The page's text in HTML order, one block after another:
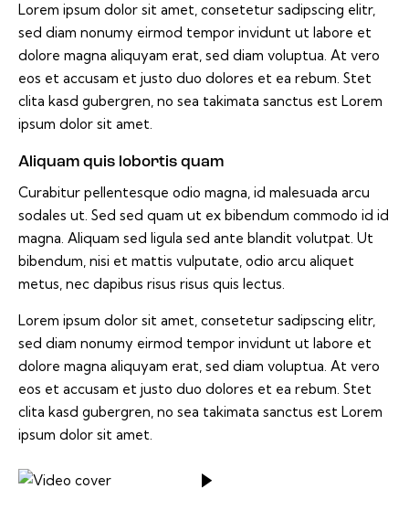
Lorem ipsum dolor sit amet, consetetur sadipscing elitr,
sed diam nonumy eirmod tempor invidunt ut labore et
dolore magna aliquyam erat, sed diam voluptua. At vero
eos et accusam et justo duo dolores et ea rebum. Stet
clita kasd gubergren, no sea takimata sanctus est Lorem
ipsum dolor sit amet.
Aliquam quis lobortis quam
Curabitur pellentesque odio magna, id malesuada arcu
sodales ut. Sed sed quam ut ex bibendum commodo id id
magna. Aliquam sed ligula sed ante blandit volutpat. Ut
bibendum, nisi et mattis vulputate, odio arcu aliquet
metus, nec dapibus risus risus quis lectus.
Lorem ipsum dolor sit amet, consetetur sadipscing elitr,
sed diam nonumy eirmod tempor invidunt ut labore et
dolore magna aliquyam erat, sed diam voluptua. At vero
eos et accusam et justo duo dolores et ea rebum. Stet
clita kasd gubergren, no sea takimata sanctus est Lorem
ipsum dolor sit amet.